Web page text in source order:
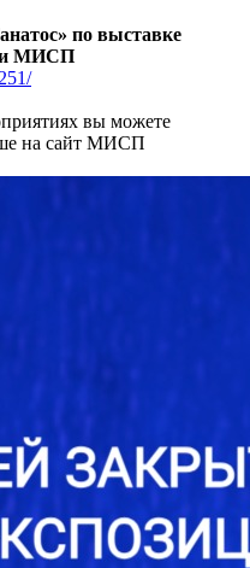
по выставке
МИСП
вы можете
на сайт МИСП